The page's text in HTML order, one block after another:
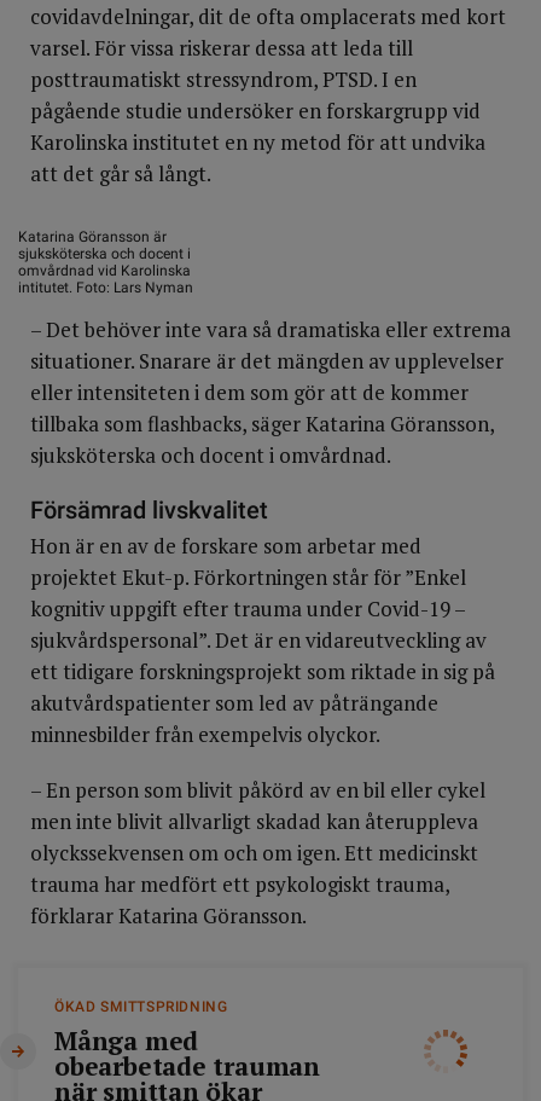
covidavdelningar, dit de ofta omplacerats med kort
varsel. För vissa riskerar dessa att leda till
posttraumatiskt stressyndrom, PTSD. I en
pågående studie undersöker en forskargrupp vid
Karolinska institutet en ny metod för att undvika
att det går så långt.
Katarina Göransson är
sjuksköterska och docent i
omvårdnad vid Karolinska
intitutet. Foto: Lars Nyman
– Det behöver inte vara så dramatiska eller extrema
situationer. Snarare är det mängden av upplevelser
eller intensiteten i dem som gör att de kommer
tillbaka som flashbacks, säger Katarina Göransson,
sjuksköterska och docent i omvårdnad.
Försämrad livskvalitet
Hon är en av de forskare som arbetar med
projektet Ekut-p. Förkortningen står för ”Enkel
kognitiv uppgift efter trauma under Covid-19 –
sjukvårdspersonal”. Det är en vidareutveckling av
ett tidigare forskningsprojekt som riktade in sig på
akutvårdspatienter som led av påträngande
minnesbilder från exempelvis olyckor.
– En person som blivit påkörd av en bil eller cykel
men inte blivit allvarligt skadad kan återuppleva
olyckssekvensen om och om igen. Ett medicinskt
trauma har medfört ett psykologiskt trauma,
förklarar Katarina Göransson.
ÖKAD SMITTSPRIDNING
Många med
obearbetade trauman
när smittan ökar